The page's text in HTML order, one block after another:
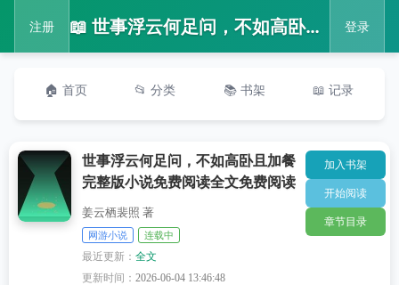
注册 📖 世事浮云何足问，不如高卧且加餐完整版小说免费阅读全文免费阅读 登录
🏠 首页 📂 分类 📚 书架 📖 记录
世事浮云何足问，不如高卧且加餐
完整版小说免费阅读全文免费阅读
姜云栖裴照 著
网游小说 连载中
最近更新：全文
更新时间：2026-06-04 13:46:48
加入书架
开始阅读
章节目录